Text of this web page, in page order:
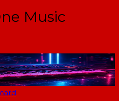
Music